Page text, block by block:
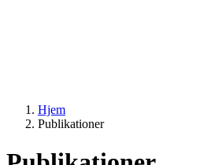
Hjem
Publikationer